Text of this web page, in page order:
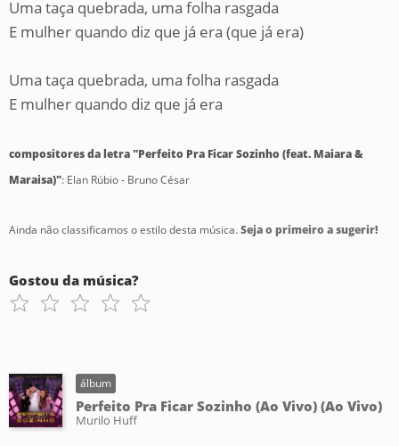
Uma taça quebrada, uma folha rasgada
E mulher quando diz que já era (que já era)
Uma taça quebrada, uma folha rasgada
E mulher quando diz que já era
compositores da letra "Perfeito Pra Ficar Sozinho (feat. Maiara &
Maraisa)": Elan Rúbio - Bruno César
Ainda não classificamos o estilo desta música.Seja o primeiro a sugerir!
Gostou da música?
álbum
Perfeito Pra Ficar Sozinho (Ao Vivo) (Ao Vivo)
Murilo Huff